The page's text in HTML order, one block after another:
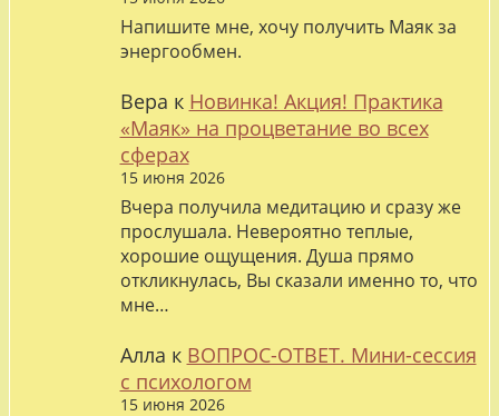
Напишите мне, хочу получить Маяк за
энергообмен.
Вера к Новинка! Акция! Практика
«Маяк» на процветание во всех
сферах
15 июня 2026
Вчера получила медитацию и сразу же
прослушала. Невероятно теплые,
хорошие ощущения. Душа прямо
откликнулась, Вы сказали именно то, что
мне…
Алла к ВОПРОС-ОТВЕТ. Мини-сессия
с психологом
15 июня 2026